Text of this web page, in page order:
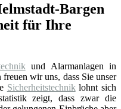
Bargen
für Ihre
und Alarmanlagen in
wir uns, dass Sie unser
Sicherheitstechniklohnt sich
zeigt, dass zwar die